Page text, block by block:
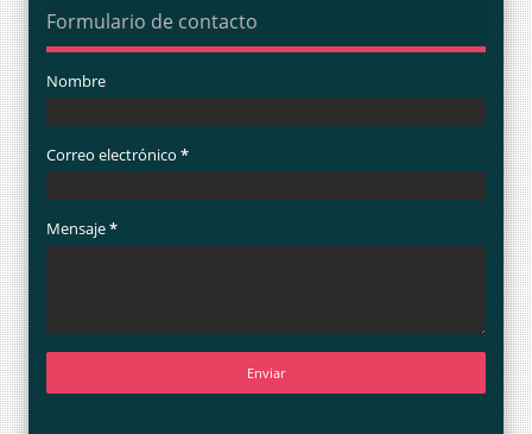
Formulario de contacto
Nombre
Correo electrónico *
Mensaje*